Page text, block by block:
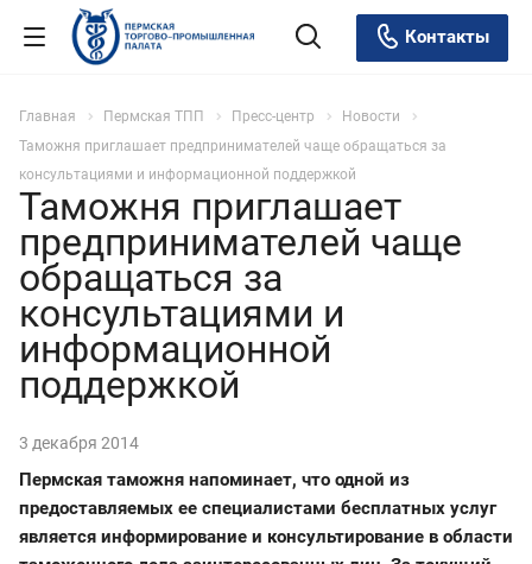
Контакты
Главная Пермская ТПП Пресс-центр
Новости
Таможня приглашает предпринимателей чаще обращаться за
консультациями и информационной поддержкой
Таможня приглашает
предпринимателей чаще
обращаться за
консультациями и
информационной
поддержкой
3 декабря 2014
Пермская таможня напоминает, что одной из
предоставляемых ее специалистами бесплатных услуг
является информирование и консультирование в области